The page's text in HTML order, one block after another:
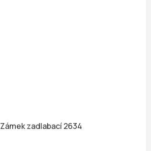
Zámek zadlabací 2634